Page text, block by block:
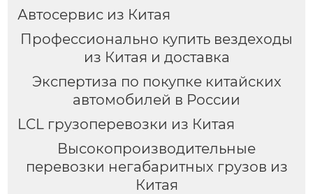
Автосервис из Китая
Профессионально купить вездеходы
из Китая и доставка
Экспертиза по покупке китайских
автомобилей в России
LCL грузоперевозки из Китая
Высокопроизводительные
перевозки негабаритных грузов из
Китая